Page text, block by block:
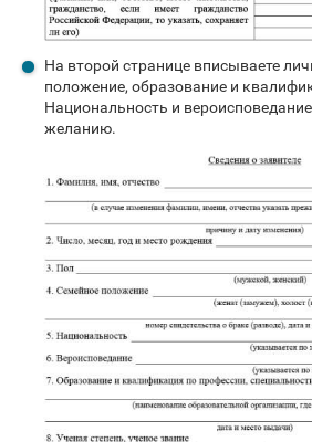
На второй странице вписываете
положение, образование и
Национальность и
желанию.